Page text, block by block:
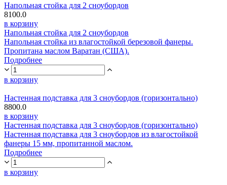
Напольная стойка для 2 сноубордов
8100.0
в корзину
Напольная стойка для 2 сноубордов
Напольная стойка из влагостойкой березовой фанеры.
Пропитана маслом Варатан (США).
Подробнее
в корзину
Настенная подставка для 3 сноубордов (горизонтально)
8800.0
в корзину
Настенная подставка для 3 сноубордов (горизонтально)
Настенная подставка для 3 сноубордов из влагостойкой
фанеры 15 мм, пропитанной маслом.
Подробнее
в корзину